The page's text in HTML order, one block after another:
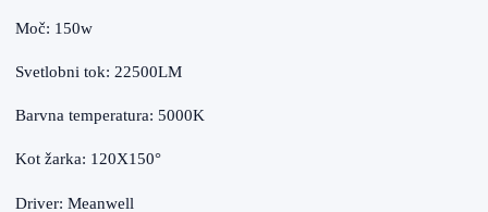
Moč: 150w
Svetlobni tok: 22500LM
Barvna temperatura: 5000K
Kot žarka: 120X150°
Driver: Meanwell